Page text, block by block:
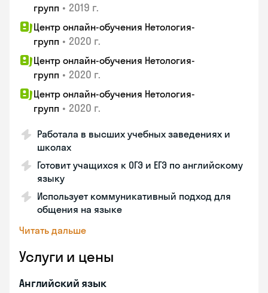
групп • 2019 г.
Центр онлайн-обучения Нетология-
групп • 2020 г.
Центр онлайн-обучения Нетология-
групп • 2020 г.
Центр онлайн-обучения Нетология-
групп • 2020 г.
Работала в высших учебных заведениях и
школах
Готовит учащихся к ОГЭ и ЕГЭ по английскому
языку
Использует коммуникативный подход для
общения на языке
Читать дальше
Услуги и цены
Английский язык